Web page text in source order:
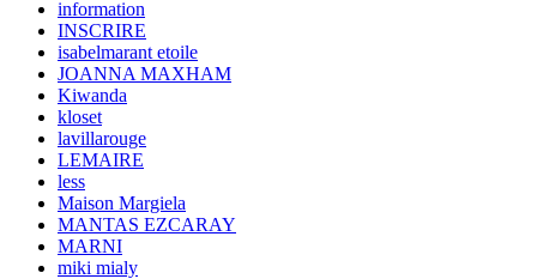
information
INSCRIRE
isabelmarant etoile
JOANNA MAXHAM
Kiwanda
kloset
lavillarouge
LEMAIRE
less
Maison Margiela
MANTAS EZCARAY
MARNI
miki mialy